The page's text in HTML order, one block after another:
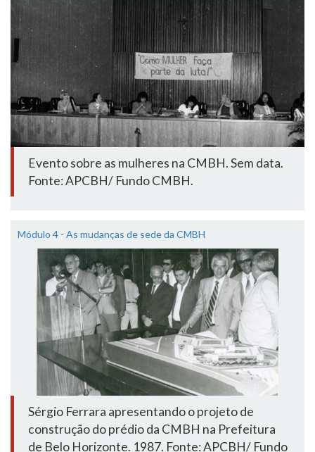
Evento sobre as mulheres na CMBH. Sem data.
Fonte: APCBH/ Fundo CMBH.
Módulo 4 - As mudanças de sede da CMBH
Sérgio Ferrara apresentando o projeto de
construção do prédio da CMBH na Prefeitura
de Belo Horizonte. 1987. Fonte: APCBH/ Fundo